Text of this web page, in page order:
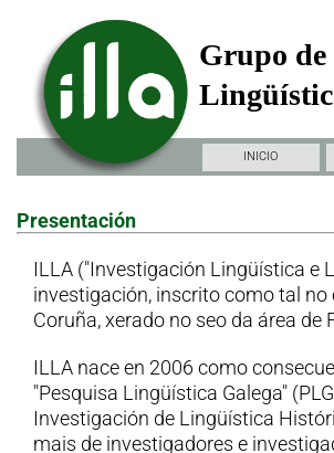
Grupo
INICIO
Presentación
ILLA ("Investigación Lingüística e
investigación, inscrito como tal
Coruña, xerado no seo da área de
ILLA nace en 2006 como
"Pesquisa Lingüística Galega"
Investigación de Lingüística
mais de investigadores e